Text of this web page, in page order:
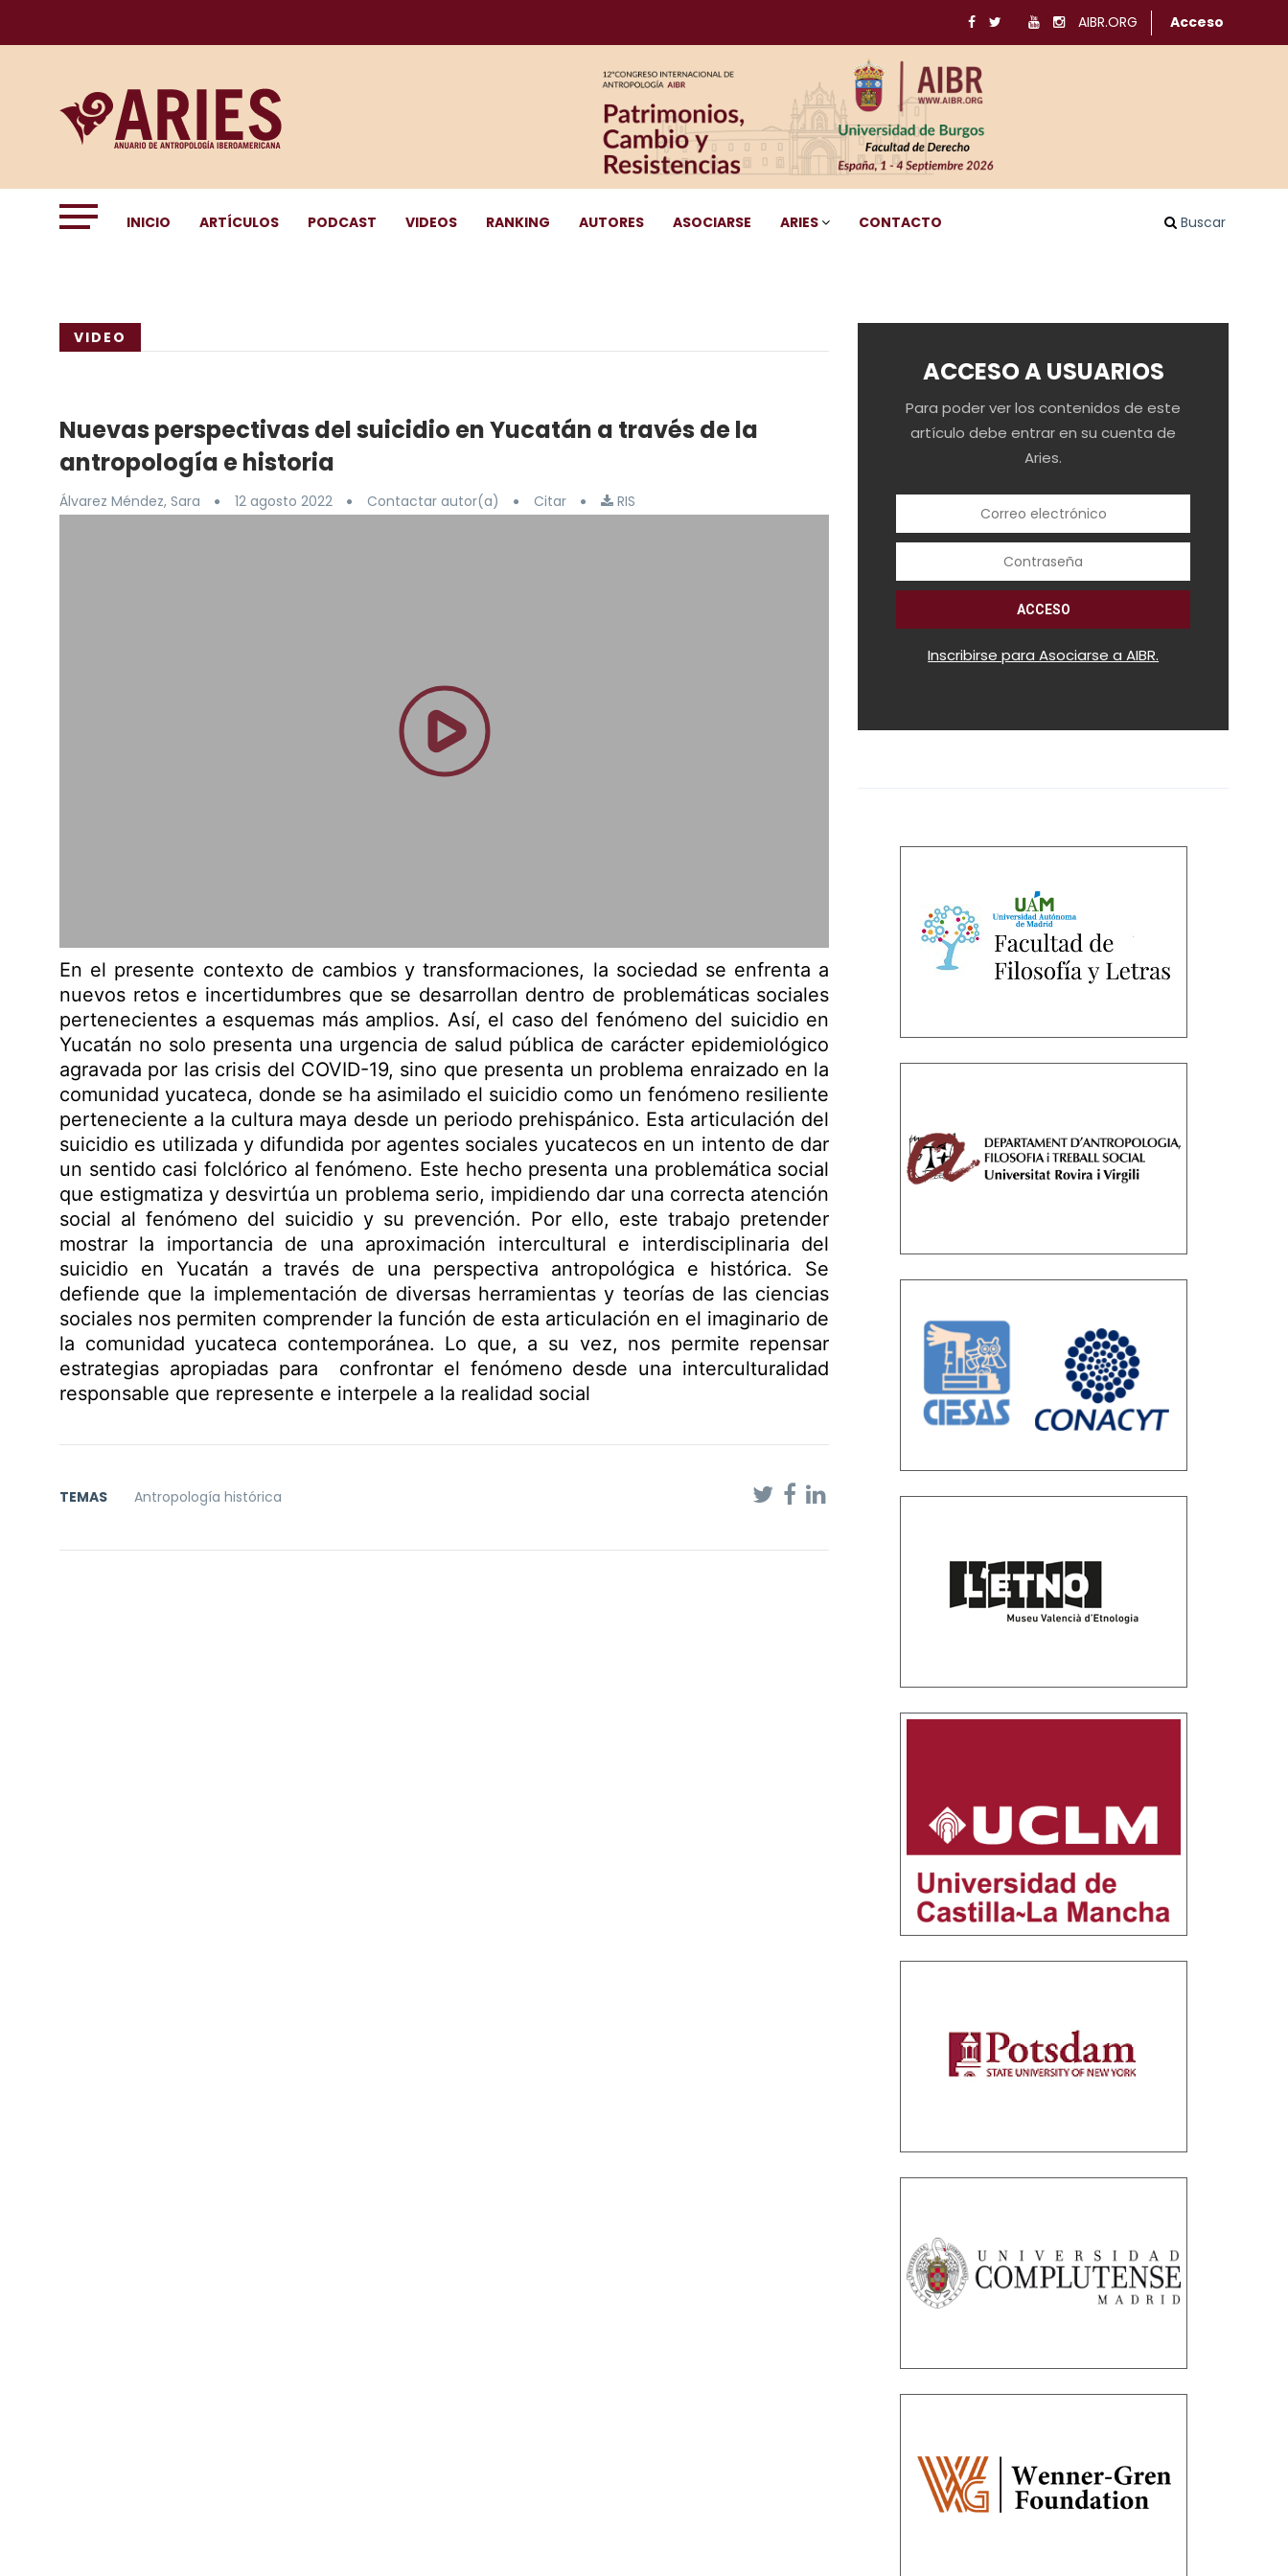
AIBR.ORG Acceso
INICIO ARTÍCULOS PODCAST VIDEOS RANKING AUTORES ASOCIARSE ARIES CONTACTO Buscar
VIDEO
Nuevas perspectivas del suicidio en Yucatán a través de la
antropología e historia
Álvarez Méndez, Sara 12 agosto 2022 Contactar autor(a) Citar RIS
En el presente contexto de cambios y transformaciones, la sociedad se enfrenta a
nuevos retos e incertidumbres que se desarrollan dentro de problemáticas sociales
pertenecientes a esquemas más amplios. Así, el caso del fenómeno del suicidio en
Yucatán no solo presenta una urgencia de salud pública de carácter epidemiológico
agravada por las crisis del COVID-19, sino que presenta un problema enraizado en la
comunidad yucateca, donde se ha asimilado el suicidio como un fenómeno resiliente
perteneciente a la cultura maya desde un periodo prehispánico. Esta articulación del
suicidio es utilizada y difundida por agentes sociales yucatecos en un intento de dar
un sentido casi folclórico al fenómeno. Este hecho presenta una problemática social
que estigmatiza y desvirtúa un problema serio, impidiendo dar una correcta atención
social al fenómeno del suicidio y su prevención. Por ello, este trabajo pretender
mostrar la importancia de una aproximación intercultural e interdisciplinaria del
suicidio en Yucatán a través de una perspectiva antropológica e histórica. Se
defiende que la implementación de diversas herramientas y teorías de las ciencias
sociales nos permiten comprender la función de esta articulación en el imaginario de
la comunidad yucateca contemporánea. Lo que, a su vez, nos permite repensar
estrategias apropiadas para confrontar el fenómeno desde una interculturalidad
responsable que represente e interpele a la realidad social
TEMAS Antropología histórica
ACCESO A USUARIOS
Para poder ver los contenidos de este
artículo debe entrar en su cuenta de
Aries.
Inscribirse para Asociarse a AIBR.